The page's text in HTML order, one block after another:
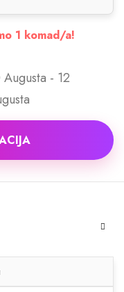
1 komad/a!
Augusta - 12